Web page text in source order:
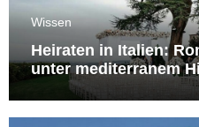
Wissen
Heiraten in Italien:
unter mediterranem